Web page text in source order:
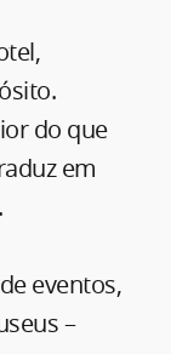
do que
em
eventos,
–